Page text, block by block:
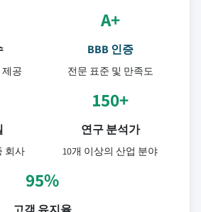
공
A+
BBB 인증
전문 표준 및 만족도
회사
150+
연구 분석가
10개 이상의 산업 분야
95%